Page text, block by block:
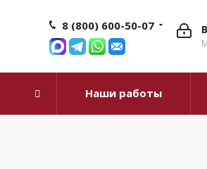
8 (800) 600-50-07
Наши работы